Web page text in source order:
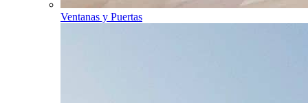
Ventanas y Puertas